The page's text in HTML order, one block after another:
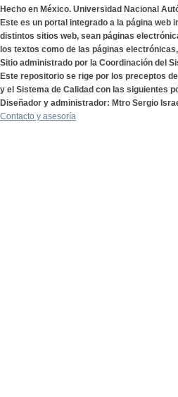
Hecho en México. Universidad Nacional
Este es un portal integrado a la página
distintos sitios web, sean páginas
los textos como de las páginas
Sitio administrado por la Coordinación del
Este repositorio se rige por los preceptos
y el Sistema de Calidad con las siguientes
Diseñador y administrador: Mtro Sergio
Contacto y asesoría